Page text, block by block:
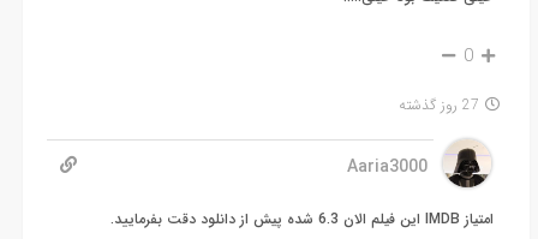
0
27 روز گذشته
Aaria3000
امتیاز IMDB این فیلم الان 6.3 شده پیش از دانلود دقت بفرمایید.